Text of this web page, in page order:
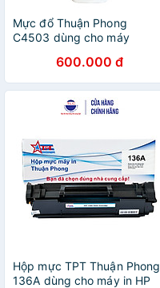
Mực đổ Thuận Phong
C4503 dùng cho máy
C4503/ C5503/ C6003/
C4504/ C5504/ C6004/
C3003/ C3503/ C3004/
C3504/ C2503/ C2504/
C3002/ C3502/ C2800/
C3300/ C3001/ C3501/
C2030/ C2530/ C2550/
C2551 - Hàng Chính Hãng
600.000 đ
Hộp mực TPT Thuận Phong
136A dùng cho máy in HP